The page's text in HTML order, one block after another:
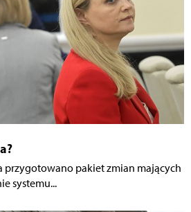
przygotowano pakiet zmian mających
systemu...